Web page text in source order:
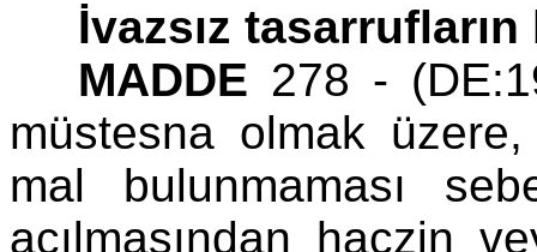
İvazsız tasarrufların
MADDE 278 -
müstesna olmak
mal bulunmaması
açılmasından haczin